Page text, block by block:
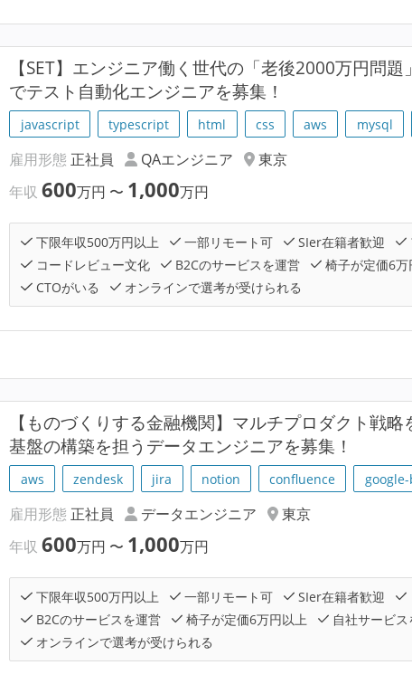
【SET】エンジニア働く世代の「老後2000万円問
でテスト自動化エンジニアを募集！
javascript typescript html css aws mysql
雇用形態 正社員 QAエンジニア
東京
年収600万円 〜 1,000万円
下限年収500万円以上 一部リモート可 SIer在籍者歓迎
コードレビュー文化
B2Cのサービスを運営 椅子が定価6万
CTOがいる
オンラインで選考が受けられる
【ものづくりする金融機関】マルチプロダクト戦
基盤の構築を担うデータエンジニアを募集！
aws zendesk jira notion confluence
雇用形態 正社員 データエンジニア
東京
年収600万円 〜 1,000万円
下限年収500万円以上 一部リモート可 SIer在籍者歓迎
B2Cのサービスを運営
椅子が定価6万円以上 自社サービス
オンラインで選考が受けられる